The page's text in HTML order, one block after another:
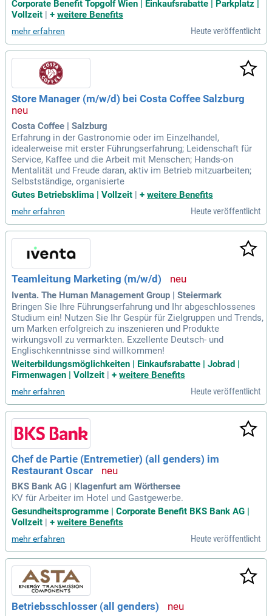
Corporate Benefit Topgolf Wien | Einkaufsrabatte | Parkplatz |
Vollzeit | + weitere Benefits
mehr erfahren Heute veröffentlicht
Store Manager (m/w/d) bei Costa Coffee Salzburg
Costa Coffee | Salzburg
Erfahrung in der Gastronomie oder im Einzelhandel,
idealerweise mit erster Führungserfahrung; Leidenschaft für
Service, Kaffee und die Arbeit mit Menschen; Hands-on
Mentalität und Freude daran, aktiv im Betrieb mitzuarbeiten;
Selbstständige, organisierte
Gutes Betriebsklima | Vollzeit
+ weitere Benefits
mehr erfahren Heute veröffentlicht
Teamleitung Marketing (m/w/d)
Iventa. The Human Management Group | Steiermark
Bringen Sie Ihre Führungserfahrung und Ihr abgeschlossenes
Studium ein! Nutzen Sie Ihr Gespür für Zielgruppen und Trends,
um Marken erfolgreich zu inszenieren und Produkte
wirkungsvoll zu vermarkten. Exzellente Deutsch- und
Englischkenntnisse sind willkommen!
Weiterbildungsmöglichkeiten | Einkaufsrabatte | Jobrad |
Firmenwagen | Vollzeit | + weitere Benefits
mehr erfahren Heute veröffentlicht
Chef de Partie (Entremetier) (all genders) im
Restaurant Oscar
BKS Bank AG | Klagenfurt am Wörthersee
KV für Arbeiter im Hotel und Gastgewerbe.
Gesundheitsprogramme | Corporate Benefit BKS Bank AG |
Vollzeit | + weitere Benefits
mehr erfahren Heute veröffentlicht
Betriebsschlosser (all genders)